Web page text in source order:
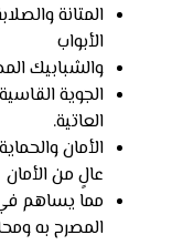
المتانة
الأبواب
والشبابيك
الجوية
العاتية.
الأمان
عالٍ من الأمان
مما يساهم في
المصرح به